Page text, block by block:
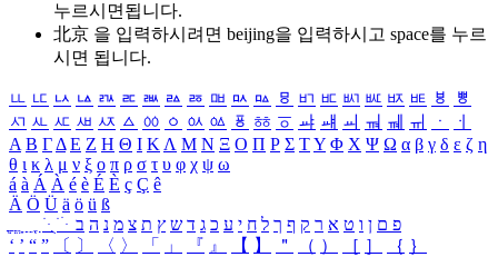
누르시면됩니다.
北京 을 입력하시려면 beijing을 입력하시고 space를 누르
시면 됩니다.
ㅥ ㅦ ㅧ ㅨ ㅩ ㅪ ㅫ ㅬ ㅭ ㅮ ㅯ ㅰ ㅱ ㅲ ㅳ ㅴ ㅵ ㅶ ㅷ ㅸ
ㅹ
ㅺ ㅻ ㅼ ㅽ ㅾ ㅿ ㆀ ㆁ ㆂ ㆃ ㆄ ㆅ ㆆ ㆇ ㆈ ㆉ ㆊ ㆋ ㆌ ㆍ
ㆎ
Α Β ΓΔ Ε Ζ Η Θ Ι ΚΛ Μ Ν Ξ Ο Π Ρ Σ ΤΥ Φ Χ Ψ Ω α β γ δ ε ζ η
θ ι κ λ μ ν ξ ο π ρ σ τ υ φ χ ψ ω
á à Á À é è É È ç Ç ê
Ä Ö Ü ä ö ü ß
ִֶֹ ֻּ ׁׂ פ ם ן ו ט א ר ק ף ך ל ח י ע כ ג ד ש ץ ת צ מ נ ה ב
‘ ’ “ ” 〔 〕 〈 〉 「 」 『 』 【 】 ＂ （ ） ［ ］ ｛ ｝